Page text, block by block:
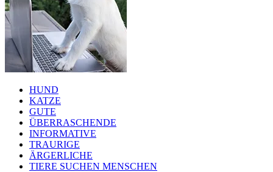
HUND
KATZE
GUTE
ÜBERRASCHENDE
INFORMATIVE
TRAURIGE
ÄRGERLICHE
TIERE SUCHEN MENSCHEN